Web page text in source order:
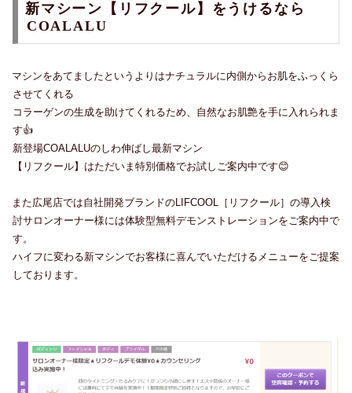
新マシーン【リフクール】をうけるなら
COALALU
マシンをあてましたというよりはナチュラルに内側からお肌をふっくら
させてくれる
コラーゲンの生成を助けてくれるため、自然なお肌艶を手に入れられま
す👍
新登場COALALUのしわ伸ばし最新マシン
【リフクール】はただいま特別価格でお試しご案内中です😊
また広尾店では自社開発ブランドのLIFCOOL［リフクール］の導入検
討サロンオーナー様には体験型無料デモンストレーションをご案内中で
す。
ハイフに変わる新マシンでお客様に喜んでいただけるメニューをご提案
しております。